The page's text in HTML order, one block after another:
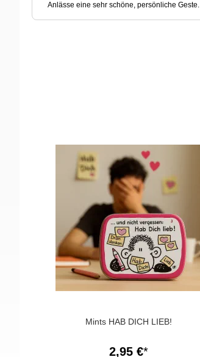
Anlässe eine sehr schöne, persönliche Geste.
Mints HAB DICH LIEB!
2,95 €